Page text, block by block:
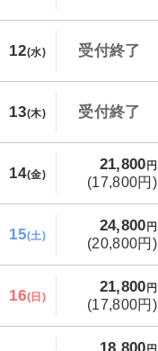
12(水) 受付終了
13(木) 受付終了
14(金)
21,800 円
(17,800円)
15(土)
24,800 円
(20,800円)
16(日)
21,800 円
(17,800円)